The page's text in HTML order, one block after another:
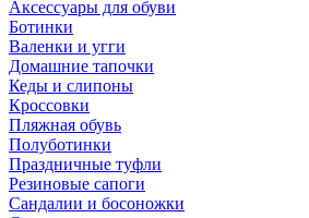
Аксессуары для обуви
Ботинки
Валенки и угги
Домашние тапочки
Кеды и слипоны
Кроссовки
Пляжная обувь
Полуботинки
Праздничные туфли
Резиновые сапоги
Сандалии и босоножки